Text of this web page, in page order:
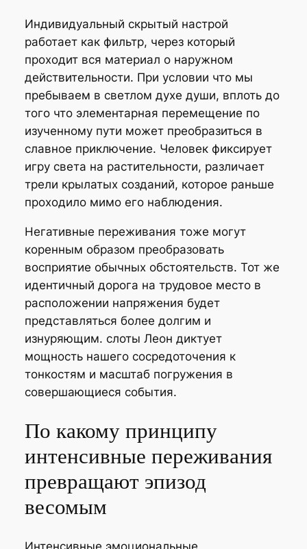
Индивидуальный скрытый настрой
работает как фильтр, через который
проходит вся материал о наружном
действительности. При условии что мы
пребываем в светлом духе души, вплоть до
того что элементарная перемещение по
изученному пути может преобразиться в
славное приключение. Человек фиксирует
игру света на растительности, различает
трели крылатых созданий, которое раньше
проходило мимо его наблюдения.
Негативные переживания тоже могут
коренным образом преобразовать
восприятие обычных обстоятельств. Тот же
идентичный дорога на трудовое место в
расположении напряжения будет
представляться более долгим и
изнуряющим. слоты Леон диктует
мощность нашего сосредоточения к
тонкостям и масштаб погружения в
совершающиеся события.
По какому принципу
интенсивные переживания
превращают эпизод
весомым